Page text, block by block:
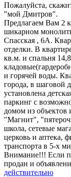
Пожалуйста,
"мой Дмитров".
Предлагаем Вам 2
шикарном
Спасская , 6А.
отделки. В
кв.м. и спальня
и горячей воды.
города, в шаговой
установлена
паркинг с
домом из объектов
"Магнит",
школа, сетевые
церковь и аптека,
транспорта в 5-х
Внимание!!! Если
продан и
действительно